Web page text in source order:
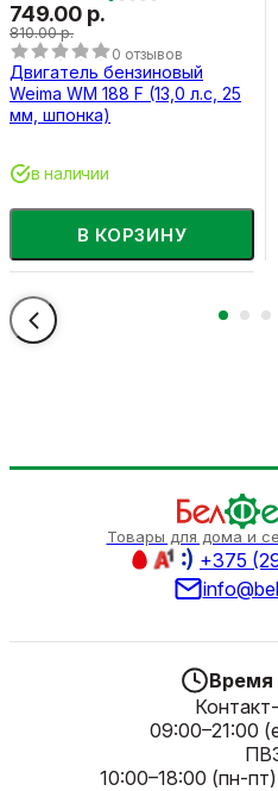
749.00 р.
810.00 р.
0 отзывов
Двигатель бензиновый
Weima WM 188 F (13,0 л.с, 25
мм, шпонка)
В КОРЗИНУ
в наличии
Товары для дома и
+375
Время
09:00–21:00
10:00–18:00 (пн-